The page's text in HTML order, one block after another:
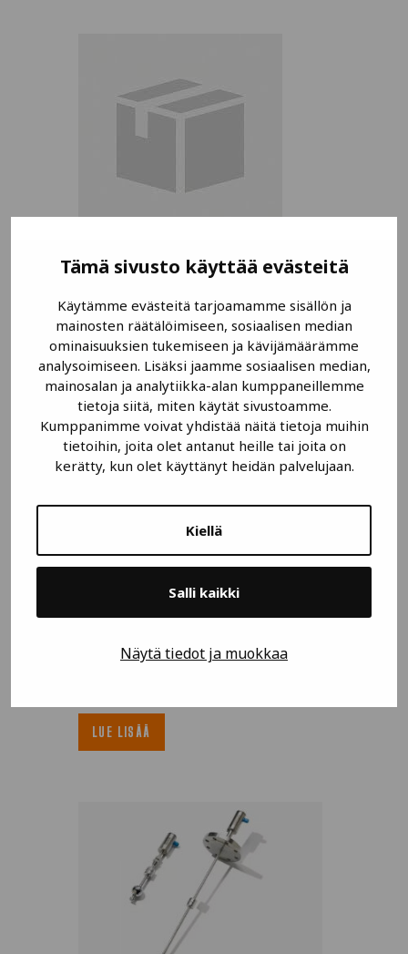
Tämä sivusto käyttää evästeitä
Käytämme evästeitä tarjoamamme sisällön ja
mainosten räätälöimiseen, sosiaalisen median
ominaisuuksien tukemiseen ja kävijämäärämme
analysoimiseen. Lisäksi jaamme sosiaalisen median,
mainosalan ja analytiikka-alan kumppaneillemme
tietoja siitä, miten käytät sivustoamme.
Kumppanimme voivat yhdistää näitä tietoja muihin
tietoihin, joita olet antanut heille tai joita on
kerätty, kun olet käyttänyt heidän palvelujaan.
Kiellä
Salli kaikki
Näytä tiedot ja muokkaa
UWT NivoGuide NG8100 /
NG8200
LUE LISÄÄ
LUE LISÄÄ